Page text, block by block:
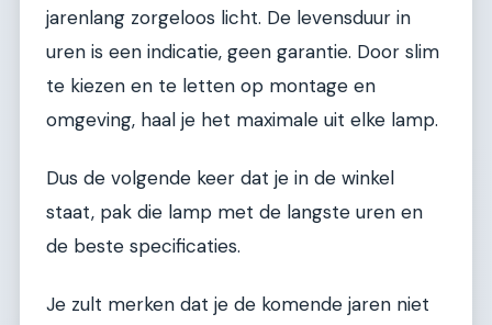
jarenlang zorgeloos licht. De levensduur in
uren is een indicatie, geen garantie. Door slim
te kiezen en te letten op montage en
omgeving, haal je het maximale uit elke lamp.
Dus de volgende keer dat je in de winkel
staat, pak die lamp met de langste uren en
de beste specificaties.
Je zult merken dat je de komende jaren niet